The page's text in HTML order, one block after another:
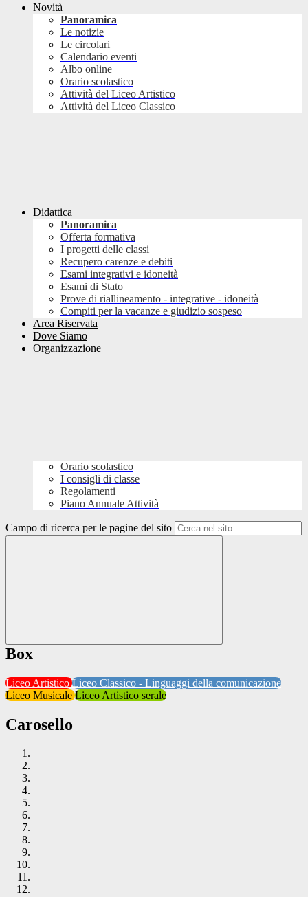
Novità
Panoramica
Le notizie
Le circolari
Calendario eventi
Albo online
Orario scolastico
Attività del Liceo Artistico
Attività del Liceo Classico
Didattica
Panoramica
Offerta formativa
I progetti delle classi
Recupero carenze e debiti
Esami integrativi e idoneità
Esami di Stato
Prove di riallineamento - integrative - idoneità
Compiti per la vacanze e giudizio sospeso
Area Riservata
Dove Siamo
Organizzazione
Orario scolastico
I consigli di classe
Regolamenti
Piano Annuale Attività
Campo di ricerca per le pagine del sito
Box
Liceo ArtisticoLiceo Classico - Linguaggi della comunicazione
Liceo MusicaleLiceo Artistico serale
Carosello